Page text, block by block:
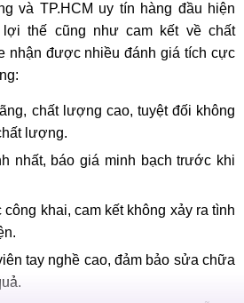
và TP.HCM uy tín hàng đầu hiện
thế cũng như cam kết về chất
nhận được nhiều đánh giá tích cực
chất lượng cao, tuyệt đối không
lượng.
nhất, báo giá minh bạch trước khi
công khai, cam kết không xảy ra tình
tay nghề cao, đảm bảo sửa chữa